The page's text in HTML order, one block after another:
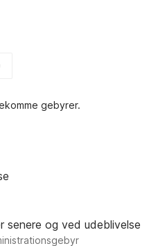
gebyrer.
senere og ved udeblivelse